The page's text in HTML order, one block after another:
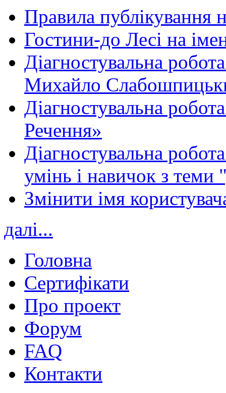
Правила публікування
Гостини-до Лесі на
Діагностувальна
Михайло
Діагностувальна
Речення»
Діагностувальна
умінь і навичок з теми
Змінити імя
далі...
Головна
Сертифікати
Про проект
Форум
FAQ
Контакти